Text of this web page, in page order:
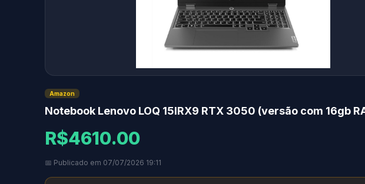
Amazon
Notebook Lenovo LOQ 15IRX9 RTX 3050 (versão com 16gb
R$4610.00
📅 Publicado em 07/07/2026 19:11